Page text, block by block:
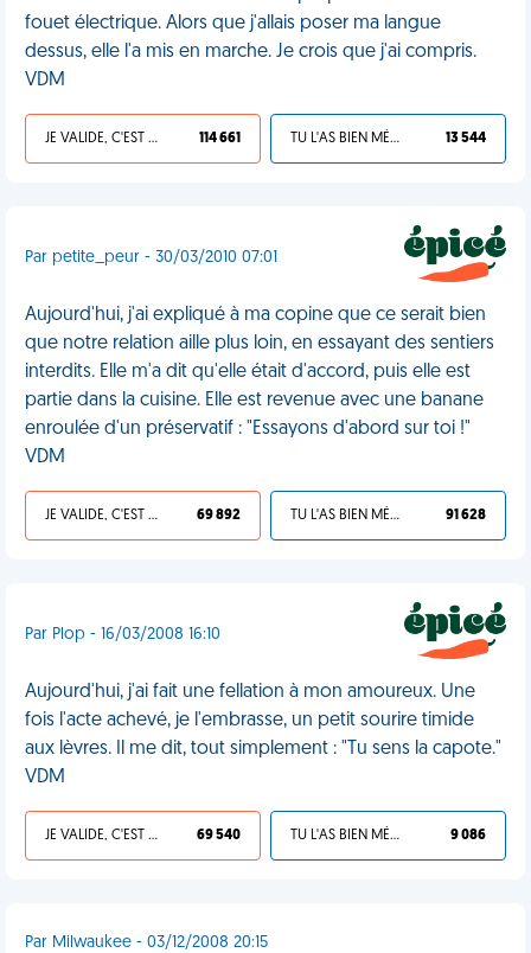
fouet électrique. Alors que j'allais poser ma langue
dessus, elle l'a mis en marche. Je crois que j'ai compris.
VDM
JE VALIDE, C'EST UNE VDM 114 661 TU L'AS BIEN MÉRITÉ 13 544
Par petite_peur - 30/03/2010 07:01
Aujourd'hui, j'ai expliqué à ma copine que ce serait bien
que notre relation aille plus loin, en essayant des sentiers
interdits. Elle m'a dit qu'elle était d'accord, puis elle est
partie dans la cuisine. Elle est revenue avec une banane
enroulée d'un préservatif : "Essayons d'abord sur toi !"
VDM
JE VALIDE, C'EST UNE VDM 69 892 TU L'AS BIEN MÉRITÉ 91 628
Par Plop - 16/03/2008 16:10
Aujourd'hui, j'ai fait une fellation à mon amoureux. Une
fois l'acte achevé, je l'embrasse, un petit sourire timide
aux lèvres. Il me dit, tout simplement : "Tu sens la capote."
VDM
JE VALIDE, C'EST UNE VDM 69 540 TU L'AS BIEN MÉRITÉ 9 086
Par Milwaukee - 03/12/2008 20:15